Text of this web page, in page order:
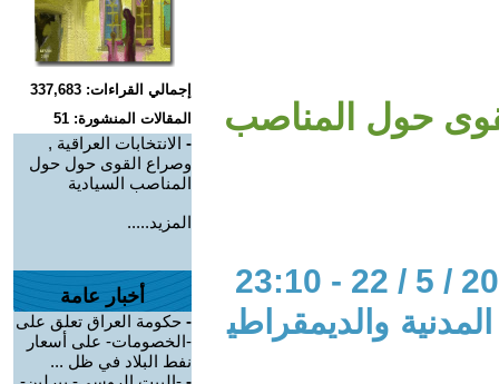
حول المناصب
والديمقراطي
إجمالي القراءات: 337,683
المقالات المنشورة: 51
- الانتخابات العراقية ,
وصراع القوى حول حول
المناصب السيادية
المزيد.....
أخبار عامة
- حكومة العراق تعلق على
-الخصومات- على أسعار
نفط البلاد في ظل ...